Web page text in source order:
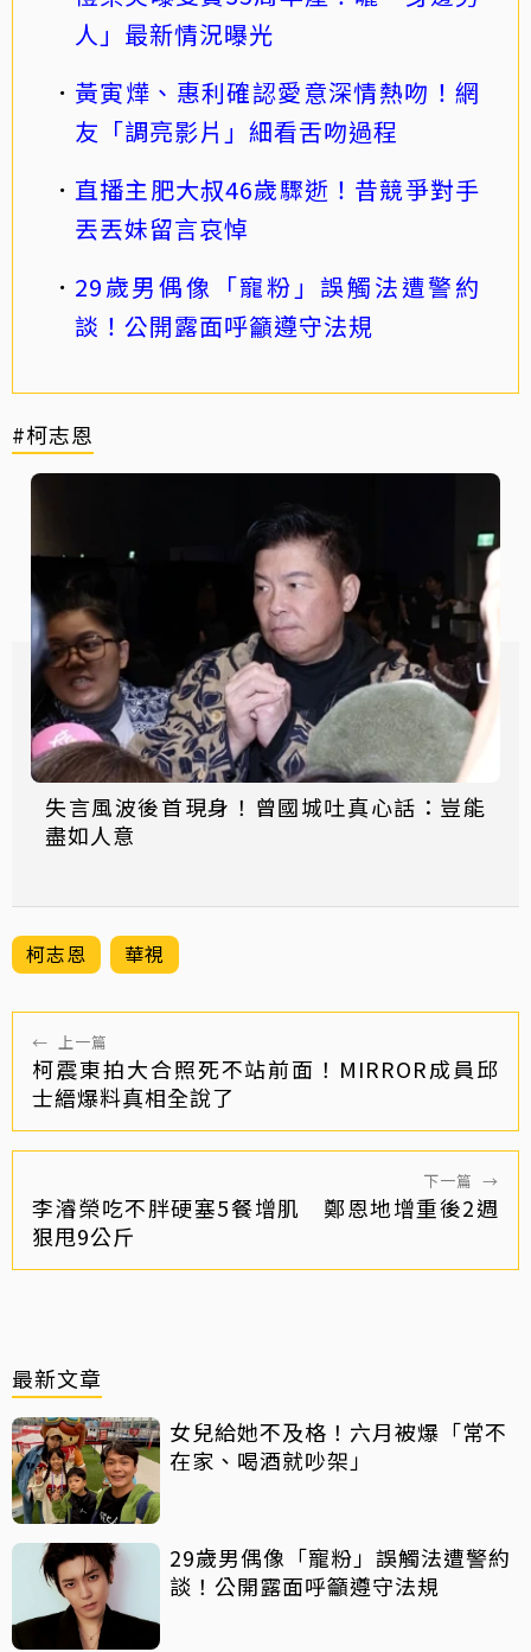
人」最新情況曝光
黃寅燁、惠利確認愛意深情熱吻！網
友「調亮影片」細看舌吻過程
直播主肥大叔46歲驟逝！昔競爭對手
丟丟妹留言哀悼
29歲男偶像「寵粉」誤觸法遭警約
談！公開露面呼籲遵守法規
#柯志恩
失言風波後首現身！曾國城吐真心話：豈能
盡如人意
柯志恩 華視
← 上一篇
柯震東拍大合照死不站前面！MIRROR成員邱
士縉爆料真相全說了
下一篇 →
李濬榮吃不胖硬塞5餐增肌 鄭恩地增重後2週
狠甩9公斤
最新文章
女兒給她不及格！六月被爆「常不
在家、喝酒就吵架」
29歲男偶像「寵粉」誤觸法遭警約
談！公開露面呼籲遵守法規